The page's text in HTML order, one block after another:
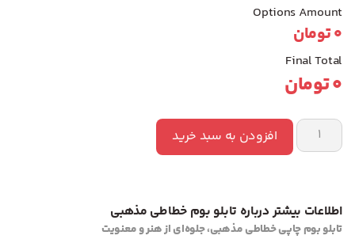
Options Amount
0تومان
Final Total
0تومان
افزودن به سبد خرید
اطلاعات بیشتر درباره تابلو بوم خطاطی مذهبی
تابلو بوم چاپی خطاطی مذهبی، جلوه‌ای از هنر و معنویت